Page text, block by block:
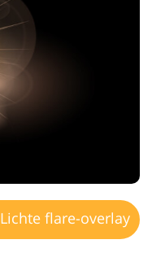
Lichte flare-overlay